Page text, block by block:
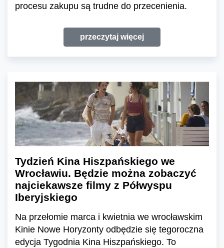
procesu zakupu są trudne do przecenienia.
przeczytaj więcej
Tydzień Kina Hiszpańskiego we
Wrocławiu. Będzie można zobaczyć
najciekawsze filmy z Półwyspu
Iberyjskiego
Na przełomie marca i kwietnia we wrocławskim
Kinie Nowe Horyzonty odbędzie się tegoroczna
edycja Tygodnia Kina Hiszpańskiego. To